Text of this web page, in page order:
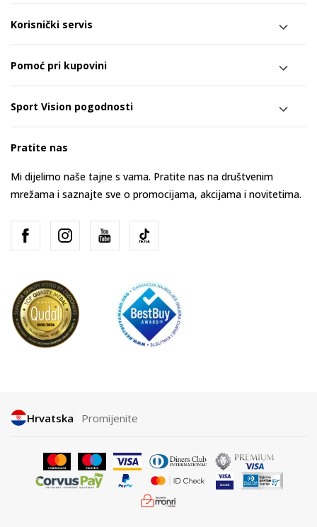
Korisnički servis
Pomoć pri kupovini
Sport Vision pogodnosti
Pratite nas
Mi dijelimo naše tajne s vama. Pratite nas na društvenim
mrežama i saznajte sve o promocijama, akcijama i novitetima.
Hrvatska Promijenite